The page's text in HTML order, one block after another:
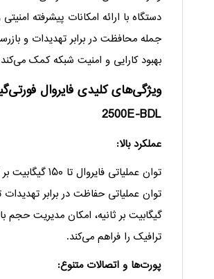
دستگاه با ارائه امکانات پیشرفته
بهبود کارایی و امنیت شبکه کمک
2500E-BDL
عملکرد بالا:
توان عملیاتی فایروال تا ۱۵۰
گیگابیت بر ثانیه، امکان مدیریت حجم
ترافیک را فراهم می‌کند.
پورت‌ها و اتصالات متنوع: